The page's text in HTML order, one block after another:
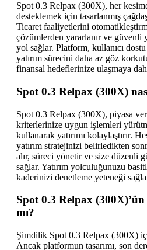
Spot 0.3 Relpax (300X), her
desteklemek için tasarlanmış
Ticaret faaliyetlerini
çözümlerden yararlanır ve güvenli
yol sağlar. Platform, kullanıcı
yatırım sürecini daha az göz
finansal hedeflerinize ulaşmaya
Spot 0.3 Relpax (300X)
Spot 0.3 Relpax (300X), piyasa
kriterlerinize uygun işlemleri
kullanarak yatırımı kolaylaştırır.
yatırım stratejinizi belirledikten
alır, süreci yönetir ve size düzenli
sağlar. Yatırım yolculuğunuzu
kaderinizi denetleme yeteneği
Spot 0.3 Relpax
mı?
Şimdilik Spot 0.3 Relpax (300X)
Ancak platformun tasarımı, son